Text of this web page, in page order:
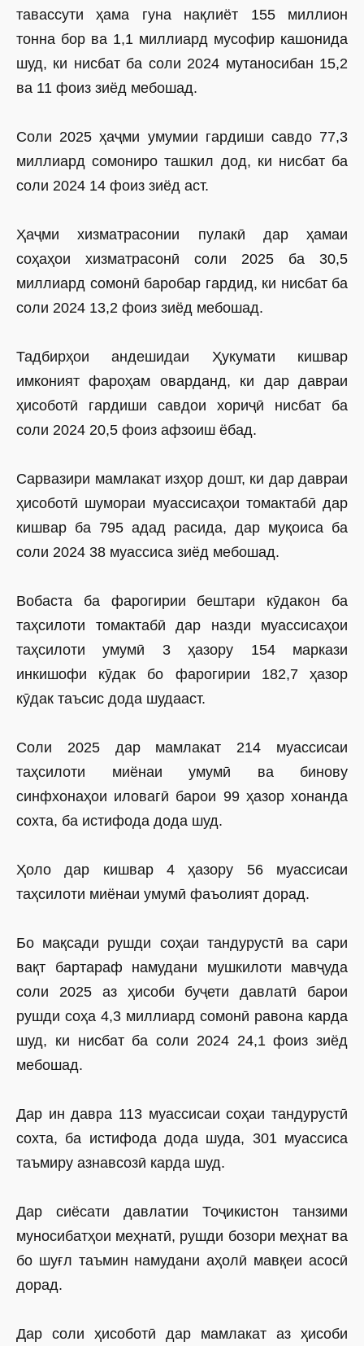
тавассути ҳама гуна нақлиёт 155 миллион
тонна бор ва 1,1 миллиард мусофир кашонида
шуд, ки нисбат ба соли 2024 мутаносибан 15,2
ва 11 фоиз зиёд мебошад.
Соли 2025 ҳаҷми умумии гардиши савдо 77,3
миллиард сомониро ташкил дод, ки нисбат ба
соли 2024 14 фоиз зиёд аст.
Ҳаҷми хизматрасонии пулакӣ дар ҳамаи
соҳаҳои хизматрасонӣ соли 2025 ба 30,5
миллиард сомонӣ баробар гардид, ки нисбат ба
соли 2024 13,2 фоиз зиёд мебошад.
Тадбирҳои андешидаи Ҳукумати кишвар
имконият фароҳам оварданд, ки дар давраи
ҳисоботӣ гардиши савдои хориҷӣ нисбат ба
соли 2024 20,5 фоиз афзоиш ёбад.
Сарвазири мамлакат изҳор дошт, ки дар давраи
ҳисоботӣ шумораи муассисаҳои томактабӣ дар
кишвар ба 795 адад расида, дар муқоиса ба
соли 2024 38 муассиса зиёд мебошад.
Вобаста ба фарогирии бештари кӯдакон ба
таҳсилоти томактабӣ дар назди муассисаҳои
таҳсилоти умумӣ 3 ҳазору 154 маркази
инкишофи кӯдак бо фарогирии 182,7 ҳазор
кӯдак таъсис дода шудааст.
Соли 2025 дар мамлакат 214 муассисаи
таҳсилоти миёнаи умумӣ ва бинову
синфхонаҳои иловагӣ барои 99 ҳазор хонанда
сохта, ба истифода дода шуд.
Ҳоло дар кишвар 4 ҳазору 56 муассисаи
таҳсилоти миёнаи умумӣ фаъолият дорад.
Бо мақсади рушди соҳаи тандурустӣ ва сари
вақт бартараф намудани мушкилоти мавҷуда
соли 2025 аз ҳисоби буҷети давлатӣ барои
рушди соҳа 4,3 миллиард сомонӣ равона карда
шуд, ки нисбат ба соли 2024 24,1 фоиз зиёд
мебошад.
Дар ин давра 113 муассисаи соҳаи тандурустӣ
сохта, ба истифода дода шуда, 301 муассиса
таъмиру азнавсозӣ карда шуд.
Дар сиёсати давлатии Тоҷикистон танзими
муносибатҳои меҳнатӣ, рушди бозори меҳнат ва
бо шуғл таъмин намудани аҳолӣ мавқеи асосӣ
дорад.
Дар соли ҳисоботӣ дар мамлакат аз ҳисоби